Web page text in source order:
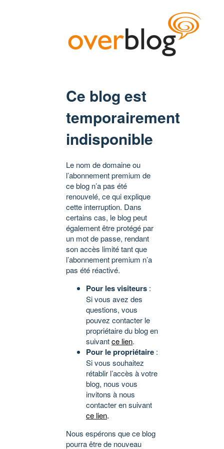
Ce blog est
temporairement
indisponible
Le nom de domaine ou
l’abonnement premium de
ce blog n’a pas été
renouvelé, ce qui explique
cette interruption. Dans
certains cas, le blog peut
également être protégé par
un mot de passe, rendant
son accès limité tant que
l’abonnement premium n’a
pas été réactivé.
Pour les visiteurs :
Si vous avez des
questions, vous
pouvez contacter le
propriétaire du blog en
suivantce lien.
Pour le propriétaire :
Si vous souhaitez
rétablir l’accès à votre
blog, nous vous
invitons à nous
contacter en suivant
ce lien.
Nous espérons que ce blog
pourra être de nouveau